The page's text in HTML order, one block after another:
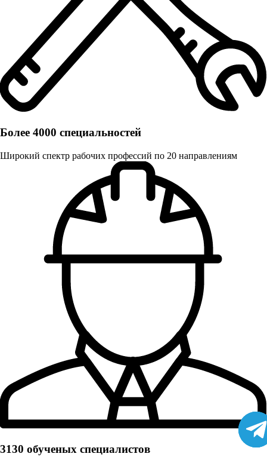
Более 4000 специальностей
Широкий спектр рабочих профессий по 20 направлениям
3130 обученых cпециалистов